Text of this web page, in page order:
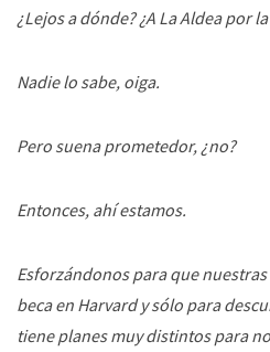
¿Lejos a dónde? ¿A La Aldea por
Nadie lo sabe, oiga.
Pero suena prometedor, ¿no?
Entonces, ahí estamos.
Esforzándonos para que
beca en Harvard y sólo para
tiene planes muy distintos para